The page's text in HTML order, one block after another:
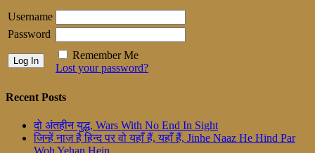
Username
Password
Remember Me
Lost your password?
Recent Posts
दो अंतहीन युद्ध, Wars With No End In Sight
जिन्हें नाज़ है हिन्द पर वो यहाँ हैं, यहाँ हैं, Jinhe Naaz He Hind Par
Woh Yehan Hein